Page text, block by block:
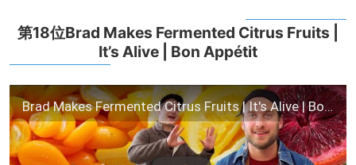
第18位Brad Makes Fermented Citrus Fruits |
It’s Alive | Bon Appétit
Brad Makes Fermented Citrus Fruits | It's Alive | Bon Appétit